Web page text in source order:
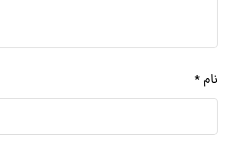
نام *